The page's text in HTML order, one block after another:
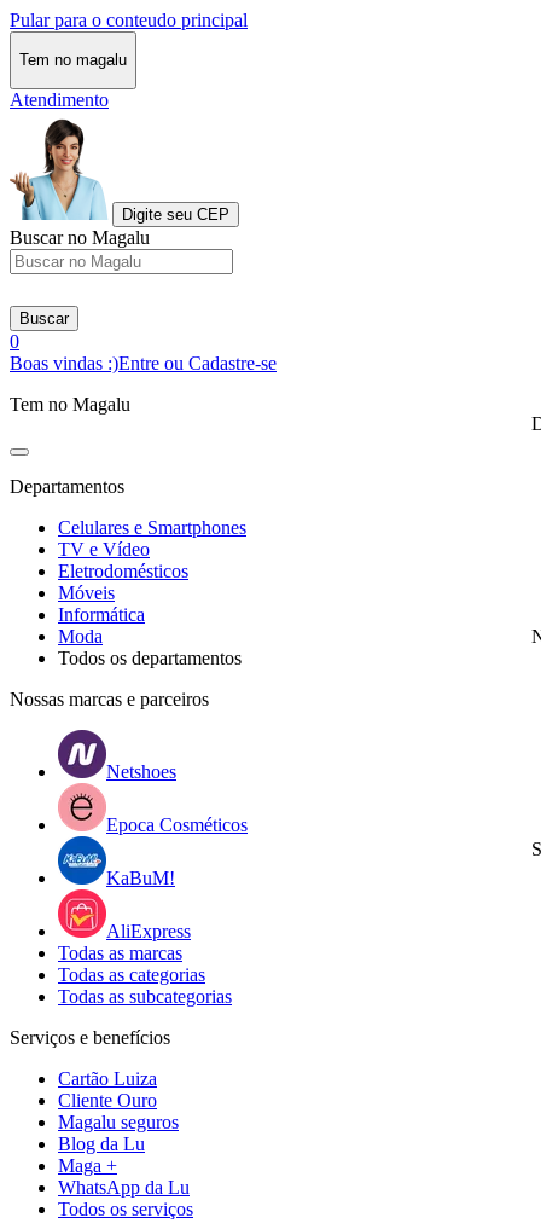
Pular para o conteudo principal
Tem no magalu
Atendimento
Digite seu CEP
Buscar no Magalu
Buscar
0
Boas vindas :)Entre ou Cadastre-se
Tem no Magalu
Departamentos
Celulares e Smartphones
TV e Vídeo
Eletrodomésticos
Móveis
Informática
Moda
Todos os departamentos
Nossas marcas e parceiros
Netshoes
Epoca Cosméticos
KaBuM!
AliExpress
Todas as marcas
Todas as categorias
Todas as subcategorias
Serviços e benefícios
Cartão Luiza
Cliente Ouro
Magalu seguros
Blog da Lu
Maga +
WhatsApp da Lu
Todos os serviços